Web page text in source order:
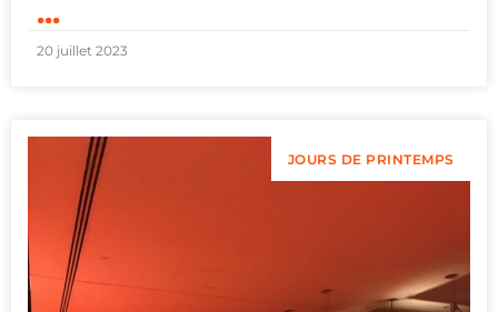
...
20 juillet 2023
JOURS DE PRINTEMPS